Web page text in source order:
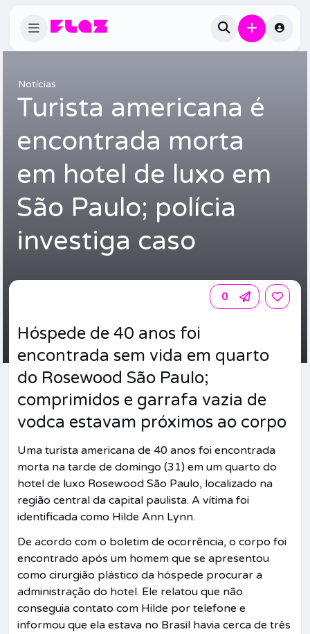
Notícias
Turista americana é
encontrada morta
em hotel de luxo em
São Paulo; polícia
investiga caso
0
Hóspede de 40 anos foi
encontrada sem vida em quarto
do Rosewood São Paulo;
comprimidos e garrafa vazia de
vodca estavam próximos ao corpo
Uma turista americana de 40 anos foi encontrada
morta na tarde de domingo (31) em um quarto do
hotel de luxo Rosewood São Paulo, localizado na
região central da capital paulista. A vítima foi
identificada como Hilde Ann Lynn.
De acordo com o boletim de ocorrência, o corpo foi
encontrado após um homem que se apresentou
como cirurgião plástico da hóspede procurar a
administração do hotel. Ele relatou que não
conseguia contato com Hilde por telefone e
informou que ela estava no Brasil havia cerca de três